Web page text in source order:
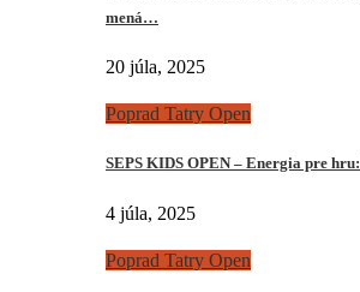
mená…
20 júla, 2025
Poprad Tatry Open
SEPS KIDS OPEN – Energia pre
4 júla, 2025
Poprad Tatry Open